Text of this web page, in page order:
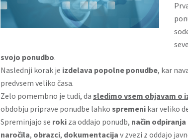
svojo ponudbo.
Naslednji korak je izdelava popolne ponudbe, kar
predvsem veliko časa.
Zelo pomembno je tudi, da sledimo vsem objavam o
obdobju priprave ponudbe lahko spremeni kar veliko
Spreminjajo se roki za oddajo ponudb, način
naročila, obrazci, dokumentacija v zvezi z oddajo